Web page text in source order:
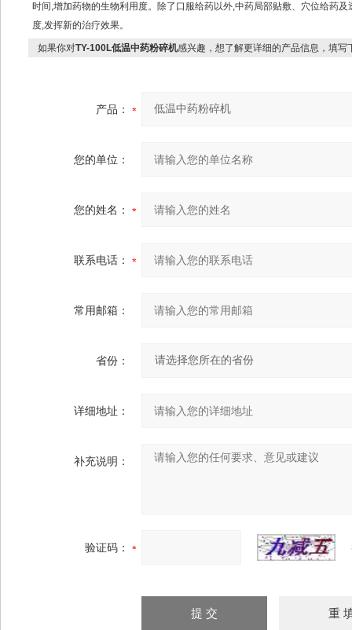
时间,增加药物的生物利用度。除了口服给药以外,中药局部贴敷、穴位给药
度,发挥新的治疗效果。
如果你对TY-100L低温中药粉碎机感兴趣，想了解更详细的产品信息，填写
产品：
您的单位：
您的姓名：
联系电话：
常用邮箱：
省份：
详细地址：
补充说明：
验证码：